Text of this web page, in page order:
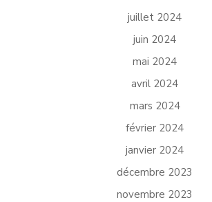
juillet 2024
juin 2024
mai 2024
avril 2024
mars 2024
février 2024
janvier 2024
décembre 2023
novembre 2023